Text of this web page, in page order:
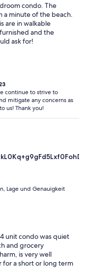
condo. The
minute of the beach.
are in walkable
and the
ask for!
continue to strive to
mitigate any concerns as
us! Thank you!
Lage und Genauigkeit
unit condo was quiet
and grocery
is very well
for a short or long term